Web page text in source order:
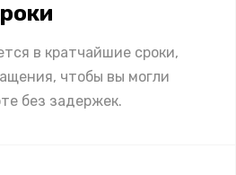
в кратчайшие сроки,
чтобы вы могли
без задержек.